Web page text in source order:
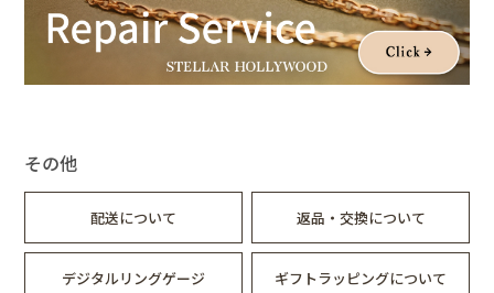
重さ
約94g
ポーチ：約36g
チェーン：約28.5g
その他
配送について 返品・交換について
デジタルリングゲージ ギフトラッピングについて